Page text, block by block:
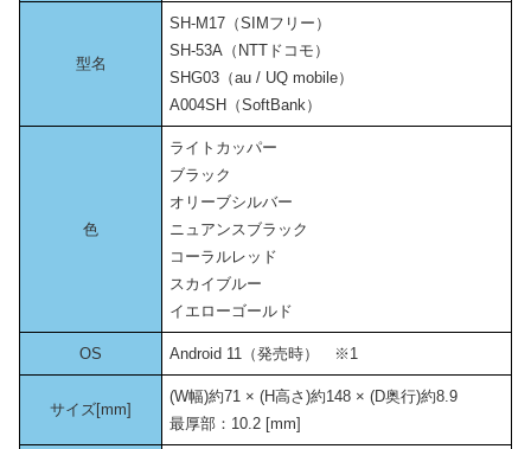
型名
SH-M17（SIMフリー）
SH-53A（NTTドコモ）
SHG03（au / UQ mobile）
A004SH（SoftBank）
色
ライトカッパー
ブラック
オリーブシルバー
ニュアンスブラック
コーラルレッド
スカイブルー
イエローゴールド
OS Android 11（発売時） ※1
サイズ[mm]
(W幅)約71 × (H高さ)約148 × (D奥行)約8.9
最厚部：10.2 [mm]